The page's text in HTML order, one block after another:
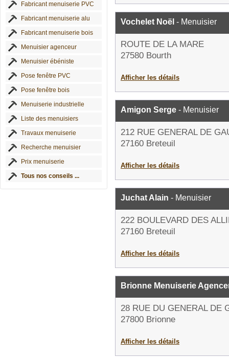
Fabricant menuiserie PVC
Fabricant menuiserie alu
Fabricant menuiserie bois
Menuisier agenceur
Menuisier ébéniste
Pose fenêtre PVC
Pose fenêtre bois
Menuiserie industrielle
Liste des menuisiers
Travaux menuiserie
Recherche menuisier
Prix menuiserie
Tous nos conseils ...
Vochelet Noël - Menuisier
ROUTE DE LA MARE
27580 Bourth
Afficher les détails
Amigon Serge - Menuisier
212 RUE GENERAL DE
27160 Breteuil
Afficher les détails
Juchat Alain - Menuisier
222 BOULEVARD DES
27160 Breteuil
Afficher les détails
Brionne Menuiserie
28 RUE DU GENERAL DE
27800 Brionne
Afficher les détails